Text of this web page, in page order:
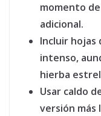
momento
adicional.
Incluir hojas
intenso,
hierba
Usar caldo
versión más